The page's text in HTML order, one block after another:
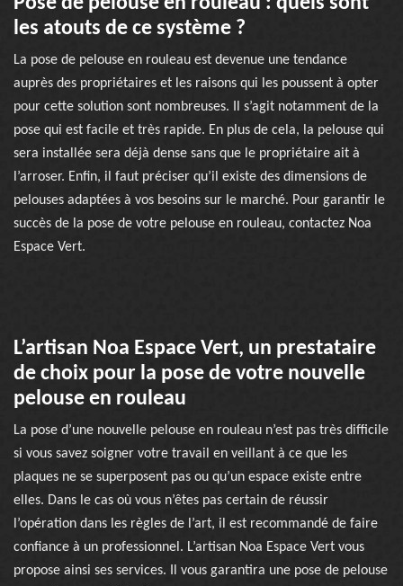
les atouts de ce système ?
La pose de pelouse en rouleau est devenue une tendance
auprès des propriétaires et les raisons qui les poussent à opter
pour cette solution sont nombreuses. Il s’agit notamment de la
pose qui est facile et très rapide. En plus de cela, la pelouse qui
sera installée sera déjà dense sans que le propriétaire ait à
l’arroser. Enfin, il faut préciser qu’il existe des dimensions de
pelouses adaptées à vos besoins sur le marché. Pour garantir le
succès de la pose de votre pelouse en rouleau, contactez Noa
Espace Vert.
L’artisan Noa Espace Vert, un prestataire
de choix pour la pose de votre nouvelle
pelouse en rouleau
La pose d’une nouvelle pelouse en rouleau n’est pas très difficile
si vous savez soigner votre travail en veillant à ce que les
plaques ne se superposent pas ou qu’un espace existe entre
elles. Dans le cas où vous n’êtes pas certain de réussir
l’opération dans les règles de l’art, il est recommandé de faire
confiance à un professionnel. L’artisan Noa Espace Vert vous
propose ainsi ses services. Il vous garantira une pose de pelouse